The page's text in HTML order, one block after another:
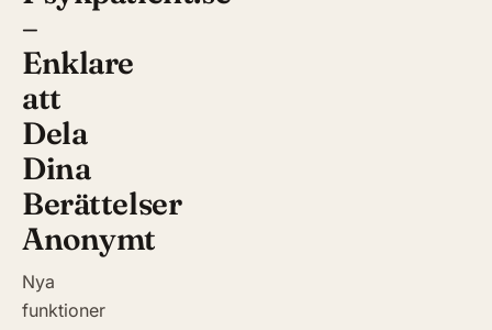
–
Enklare
att
Dela
Dina
Berättelser
Anonymt
Nya
funktioner